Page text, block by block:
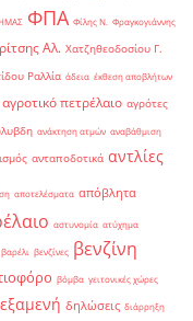
ΦΠΑ Φίλης Ν. Φραγκογιάννης
Αλ. Χατζηθεοδοσίου Γ.
Ραλλία άδεια έκθεση αποβλήτων
αγροτικό πετρέλαιο αγρότες
ανάκτηση ατμών αναβάθμιση
ανταποδοτικά αντλίες
αποτελέσματα απόβλητα
αστυνομία ατύχημα
βαρέλι βενζίνες βενζίνη
βόμβα γειτονικές χώρες
δηλώσεις διάρρηξη